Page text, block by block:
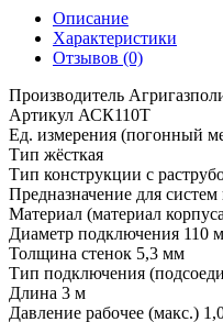
Описание
Характеристики
Отзывов (0)
Производитель
Артикул АСК110Т
Ед. измерения (погонный
Тип жёсткая
Тип конструкции с
Предназначение для
Материал (материал
Диаметр подключения 110
Толщина стенок 5,3 мм
Тип подключения
Длина 3 м
Давление рабочее (макс.)